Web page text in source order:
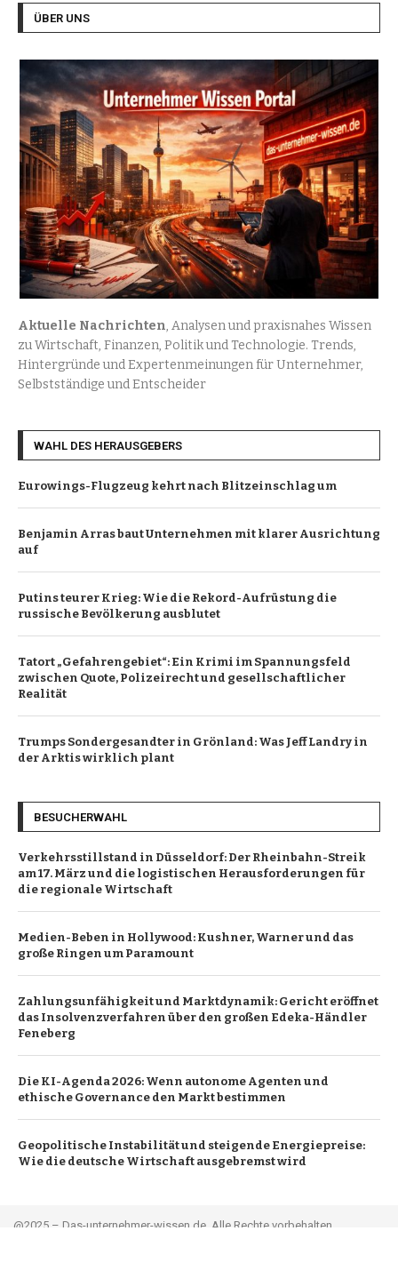
ÜBER UNS
Aktuelle Nachrichten, Analysen und praxisnahes Wissen
zu Wirtschaft, Finanzen, Politik und Technologie. Trends,
Hintergründe und Expertenmeinungen für Unternehmer,
Selbstständige und Entscheider
WAHL DES HERAUSGEBERS
Eurowings-Flugzeug kehrt nach Blitzeinschlag um
Benjamin Arras baut Unternehmen mit klarer Ausrichtung
auf
Putins teurer Krieg: Wie die Rekord-Aufrüstung die
russische Bevölkerung ausblutet
Tatort „Gefahrengebiet“: Ein Krimi im Spannungsfeld
zwischen Quote, Polizeirecht und gesellschaftlicher
Realität
Trumps Sondergesandter in Grönland: Was Jeff Landry in
der Arktis wirklich plant
BESUCHERWAHL
Verkehrsstillstand in Düsseldorf: Der Rheinbahn-Streik
am 17. März und die logistischen Herausforderungen für
die regionale Wirtschaft
Medien-Beben in Hollywood: Kushner, Warner und das
große Ringen um Paramount
Zahlungsunfähigkeit und Marktdynamik: Gericht eröffnet
das Insolvenzverfahren über den großen Edeka-Händler
Feneberg
Die KI-Agenda 2026: Wenn autonome Agenten und
ethische Governance den Markt bestimmen
Geopolitische Instabilität und steigende Energiepreise:
Wie die deutsche Wirtschaft ausgebremst wird
@2025 – Das-unternehmer-wissen.de. Alle Rechte vorbehalten.